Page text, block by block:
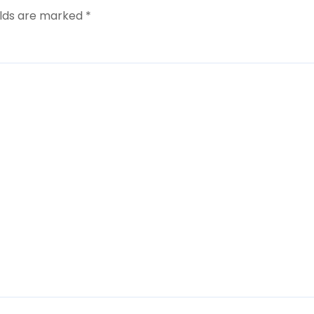
are marked *